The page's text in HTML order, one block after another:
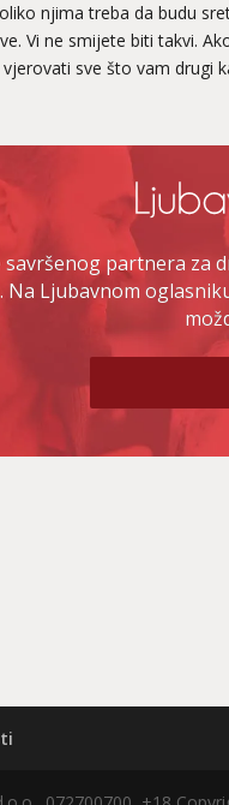
njima treba da budu
Vi ne smijete biti takvi.
sve što vam drugi
partnera za
Na Ljubavnom